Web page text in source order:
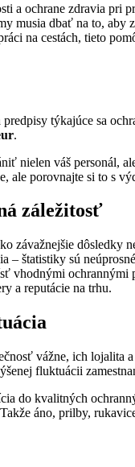
a ochrane zdravia pri
musia dbať na to, aby
na cestách, tieto
týkajúce sa
.
nielen váš personál,
ale porovnajte si to s
záležitosť
závažnejšie dôsledky
– štatistiky sú
vhodnými
a reputácie na trhu.
vážne, ich lojalita
fluktuácii
do kvalitných
áno, prilby,